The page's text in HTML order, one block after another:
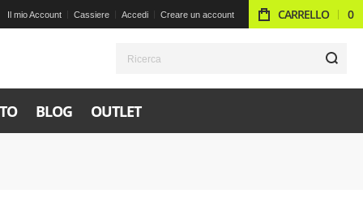
Il mio Account Cassiere Accedi Creare un account CARRELLO 0
BLOG OUTLET